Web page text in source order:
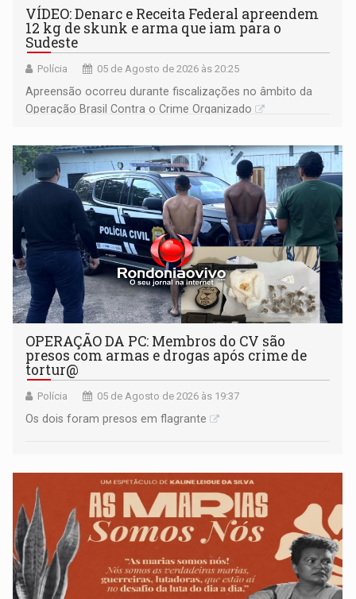
VÍDEO: Denarc e Receita Federal apreendem
12 kg de skunk e arma que iam para o
Sudeste
Polícia 05 de Agosto de 2026 às 20:25
Apreensão ocorreu durante fiscalizações no âmbito da
Operação Brasil Contra o Crime Organizado
OPERAÇÃO DA PC: Membros do CV são
presos com armas e drogas após crime de
tortur@
Polícia 05 de Agosto de 2026 às 19:37
Os dois foram presos em flagrante